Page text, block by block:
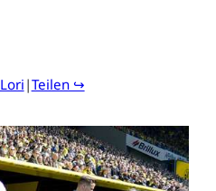
|Teilen ↪